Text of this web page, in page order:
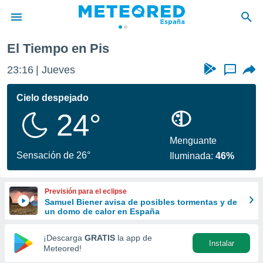
de
por
se
calidad.
a este
las
y
forma
digital
basada
El Tiempo en Pis
23:16 Jueves ...
Cielo despejado
24°
Sensación de 26°
Menguante
Iluminada:46%
Previsión para el eclipse
Samuel Biener avisa de posibles tormentas y de
un domo de calor en España
¡Descarga GRATIS la app de
Meteored!
Instalar